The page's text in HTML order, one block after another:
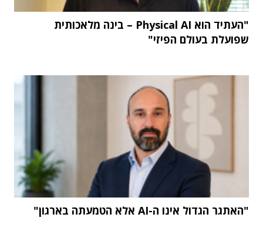
"העתיד הוא Physical AI – בינה מלאכותית
שפועלת בעולם הפיזי"
"האתגר הגדול אינו ה-AI אלא הטמעתה בארגון"